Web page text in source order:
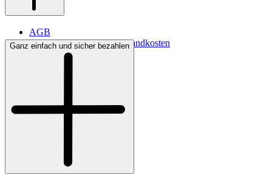
AGB
Lieferbedingungen & Versandkosten
Bezahlung
Ganz einfach und sicher bezahlen